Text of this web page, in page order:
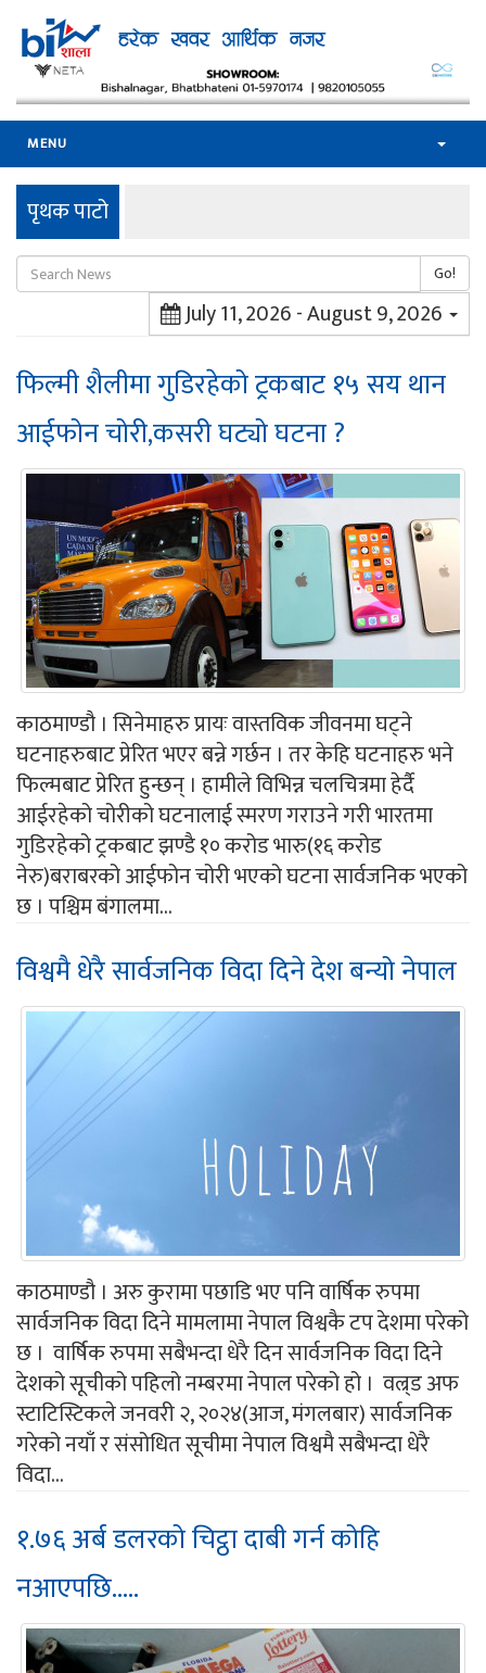
MENU
पृथक पाटो
Go!
July 11, 2026 - August 9, 2026
फिल्मी शैलीमा गुडिरहेको ट्रकबाट १५ सय थान
आईफोन चोरी,कसरी घट्यो घटना ?
काठमाण्डौ । सिनेमाहरु प्रायः वास्तविक जीवनमा घट्ने
घटनाहरुबाट प्रेरित भएर बन्ने गर्छन । तर केहि घटनाहरु भने
फिल्मबाट प्रेरित हुन्छन् । हामीले विभिन्न चलचित्रमा हेर्दै
आईरहेको चोरीको घटनालाई स्मरण गराउने गरी भारतमा
गुडिरहेको ट्रकबाट झण्डै १० करोड भारु(१६ करोड
नेरु)बराबरको आईफोन चोरी भएको घटना सार्वजनिक भएको
छ । पश्चिम बंगालमा...
विश्वमै धेरै सार्वजनिक विदा दिने देश बन्यो नेपाल
काठमाण्डौ । अरु कुरामा पछाडि भए पनि वार्षिक रुपमा
सार्वजनिक विदा दिने मामलामा नेपाल विश्वकै टप देशमा परेको
छ । वार्षिक रुपमा सबैभन्दा धेरै दिन सार्वजनिक विदा दिने
देशको सूचीको पहिलो नम्बरमा नेपाल परेको हो । वल्र्ड अफ
स्टाटिस्टिकले जनवरी २, २०२४(आज, मंगलबार) सार्वजनिक
गरेको नयाँ र संसोधित सूचीमा नेपाल विश्वमै सबैभन्दा धेरै
विदा...
१.७६ अर्ब डलरको चिट्ठा दाबी गर्न कोहि
नआएपछि.....